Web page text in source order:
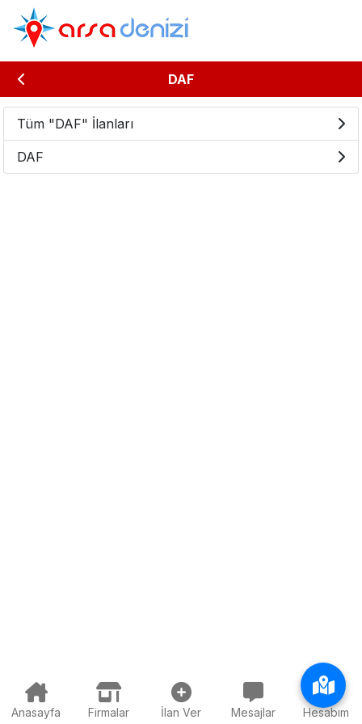
DAF
Tüm "DAF" İlanları
DAF
Anasayfa Firmalar İlan Ver Mesajlar Hesabım